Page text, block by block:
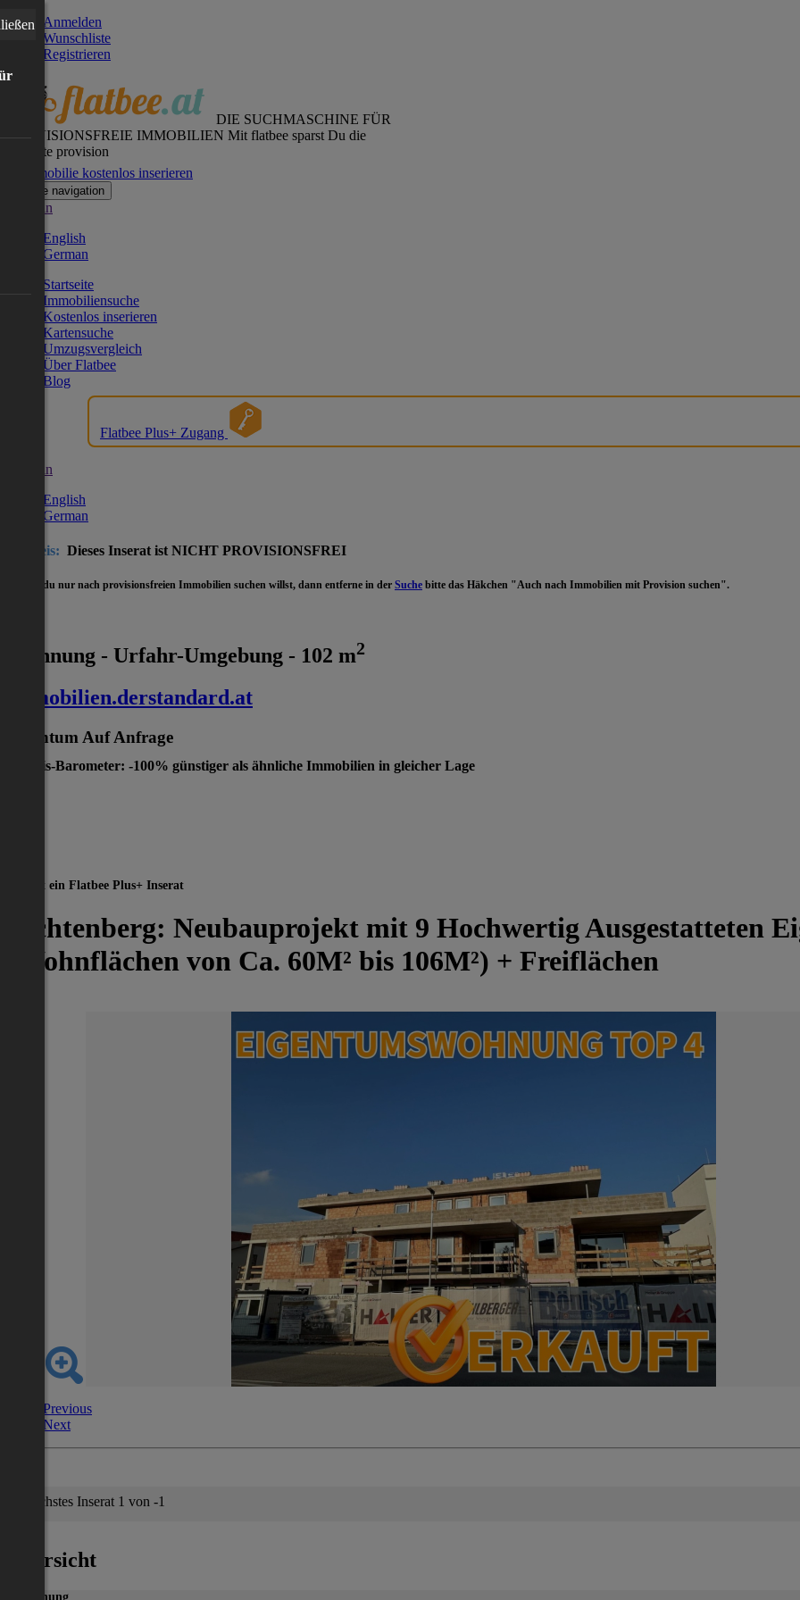
Anmelden
Wunschliste
Registrieren
DIE SUCHMASCHINE FÜR
PROVISIONSFREIE IMMOBILIEN Mit flatbee sparst Du die
gesamte provision
Immobilie kostenlos inserieren
Toggle navigation
German
English
German
Startseite
Immobiliensuche
Kostenlos inserieren
Kartensuche
Umzugsvergleich
Über Flatbee
Blog
Flatbee Plus+ Zugang
German
English
German
Hinweis: Dieses Inserat ist NICHT PROVISIONSFREI
- Wenn du nur nach provisionsfreien Immobilien suchen willst, dann entferne in der Suche bitte das Häkchen "Auch nach Immobilien mit Provision suchen".
Wohnung - Urfahr-Umgebung - 102 m2
immobilien.derstandard.at
EigentumAuf Anfrage
Preis-Barometer: -100% günstiger als ähnliche Immobilien in gleicher Lage
Dies ist ein Flatbee Plus+ Inserat
Lichtenberg: Neubauprojekt mit 9 Hochwertig Ausgestatteten
(Wohnflächen von Ca. 60M² bis 106M²) + Freiflächen
Previous
Next
Nächstes Inserat 1 von -1
Übersicht
Wohnung